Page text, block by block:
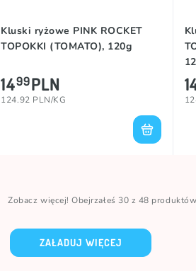
Kluski ryżowe PINK ROCKET
TOPOKKI (TOMATO), 120g
1499PLN
124.92 PLN/KG
Zobacz więcej! Obejrzałeś 30 z 48
ZAŁADUJ WIĘCEJ